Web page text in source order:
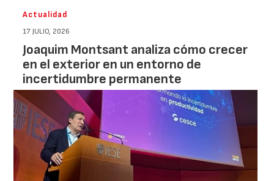
Actualidad
17 JULIO, 2026
Joaquim Montsant analiza cómo crecer
en el exterior en un entorno de
incertidumbre permanente